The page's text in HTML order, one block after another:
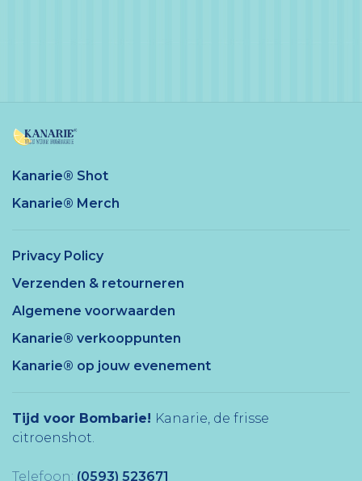
Kanarie® Shot
Kanarie® Merch
Privacy Policy
Verzenden & retourneren
Algemene voorwaarden
Kanarie® verkooppunten
Kanarie® op jouw evenement
Tijd voor Bombarie! Kanarie, de frisse
citroenshot.
Telefoon: (0593) 523671